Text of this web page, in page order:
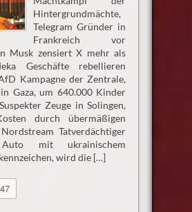
Hintergrundmächte,
Telegram Gründer in
Frankreich vor
Musk zensiert X mehr als
Geschäfte rebellieren
Kampagne der Zentrale,
in Gaza, um 640.000 Kinder
Zeuge in Solingen,
durch übermäßigen
Tatverdächtiger
mit ukrainischem
wird die […]